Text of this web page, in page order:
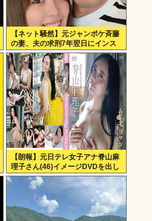
【ネット騒然】元ジャンポケ斉藤
の妻、夫の求刑7年翌日にインス
タ更新！その内容がガチでヤバす
ぎる…
【朗報】元日テレ女子アナ脊山麻
理子さん(46)イメージDVDを出し
てしまう（画像・動画あり）